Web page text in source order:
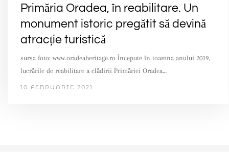
Primăria Oradea, în reabilitare. Un
monument istoric pregătit să devină
atracție turistică
sursa foto: www.oradeaheritage.ro Începute în toamna anului 2019,
lucrările de reabilitare a clădirii Primăriei Oradea…
10 FEBRUARIE 2021